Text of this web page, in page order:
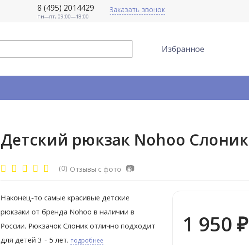
8 (495) 2014429
пн—пт, 09:00—18:00
Заказать звонок
Избранное
Детский рюкзак Nohoo Слоник
(0) Отзывы с фото 📷
Наконец-то самые красивые детские
рюкзаки от бренда Nohoo в наличии в
России. Рюкзачок Слоник отлично подходит
для детей 3 - 5 лет. подробнее
1 950 ₽